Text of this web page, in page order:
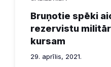
Bruņotie spēki
rezervistu
kursam
29. aprīlis, 2021.